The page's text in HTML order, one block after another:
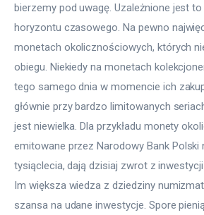
bierzemy pod uwagę. Uzależnione jest
horyzontu czasowego. Na pewno
monetach okolicznościowych, których
obiegu. Niekiedy na monetach
tego samego dnia w momencie ich
głównie przy bardzo limitowanych
jest niewielka. Dla przykładu monety
emitowane przez Narodowy Bank Polski
tysiąclecia, dają dzisiaj zwrot z inwestycji
Im większa wiedza z dziedziny
szansa na udane inwestycje. Spore